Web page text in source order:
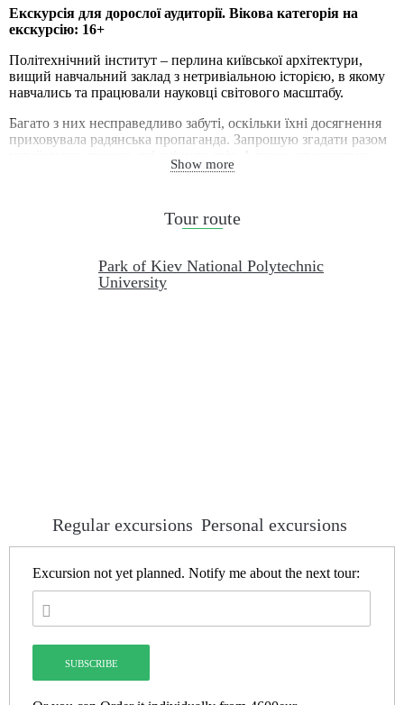
Екскурсія для дорослої аудиторії. Вікова категорія на
екскурсію: 16+
Політехнічний інститут – перлина київської архітектури,
вищий навчальний заклад з нетривіальною історією, в якому
навчались та працювали науковці світового масштабу.
Багато з них несправедливо забуті, оскільки їхні досягнення
приховувала радянська пропаганда. Запрошую згадати разом
розкішним парком КПІ, помилуватись вишуканими
Show more
Tour route
Park of Kiev National Polytechnic
University
Regular excursions Personal excursions
Excursion not yet planned. Notify me about the next tour: